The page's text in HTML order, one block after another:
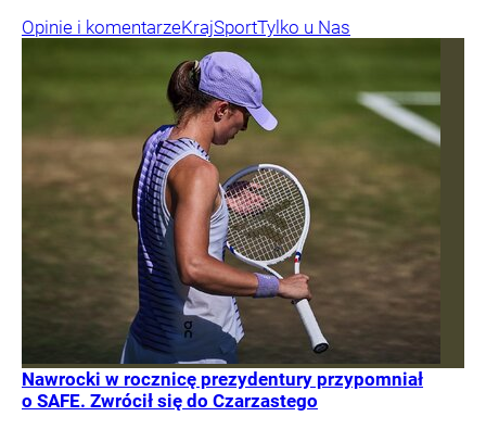
Opinie i komentarzeKrajSportTylko u Nas
Nawrocki w rocznicę prezydentury przypomniał
o SAFE. Zwrócił się do Czarzastego